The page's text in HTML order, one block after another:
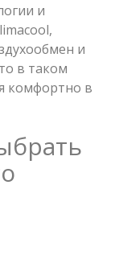
и
и
в таком
комфортно в